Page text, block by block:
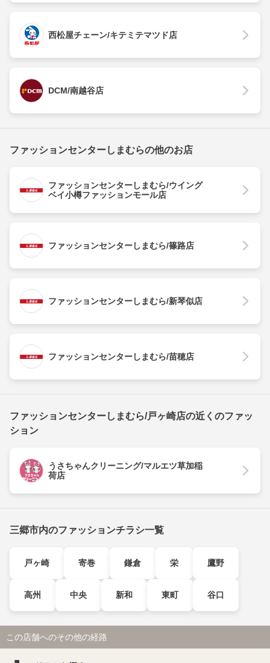
西松屋チェーン/キテミテマツド店
DCM/南越谷店
ファッションセンターしまむらの他のお店
ファッションセンターしまむら/ウイング
ベイ小樽ファッションモール店
ファッションセンターしまむら/篠路店
ファッションセンターしまむら/新琴似店
ファッションセンターしまむら/苗穂店
ファッションセンターしまむら/戸ヶ崎店の近くのファッ
ション
うさちゃんクリーニング/マルエツ草加稲
荷店
三郷市内のファッションチラシ一覧
戸ヶ崎 寄巻 鎌倉 栄 鷹野
高州 中央 新和 東町 谷口
この店舗へのその他の経路